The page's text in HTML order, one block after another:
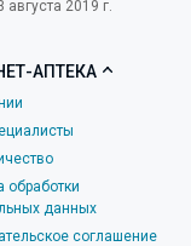
2019 г.
АПТЕКА
обработки
данных
соглашение